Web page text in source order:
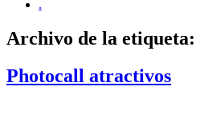
.
Archivo de la etiqueta:
Photocall atractivos